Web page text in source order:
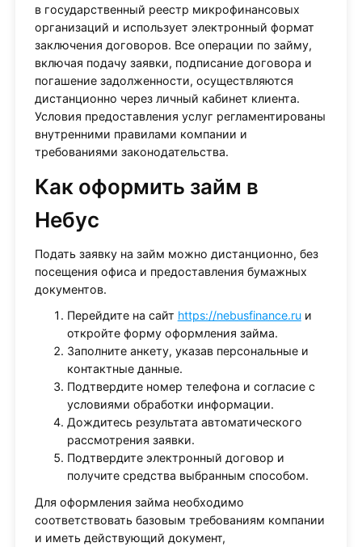
в государственный реестр микрофинансовых
организаций и использует электронный формат
заключения договоров. Все операции по займу,
включая подачу заявки, подписание договора и
погашение задолженности, осуществляются
дистанционно через личный кабинет клиента.
Условия предоставления услуг регламентированы
внутренними правилами компании и
требованиями законодательства.
Как оформить займ в
Небус
Подать заявку на займ можно дистанционно, без
посещения офиса и предоставления бумажных
документов.
Перейдите на сайт https://nebusfinance.ruи
откройте форму оформления займа.
Заполните анкету, указав персональные и
контактные данные.
Подтвердите номер телефона и согласие с
условиями обработки информации.
Дождитесь результата автоматического
рассмотрения заявки.
Подтвердите электронный договор и
получите средства выбранным способом.
Для оформления займа необходимо
соответствовать базовым требованиям компании
и иметь действующий документ,